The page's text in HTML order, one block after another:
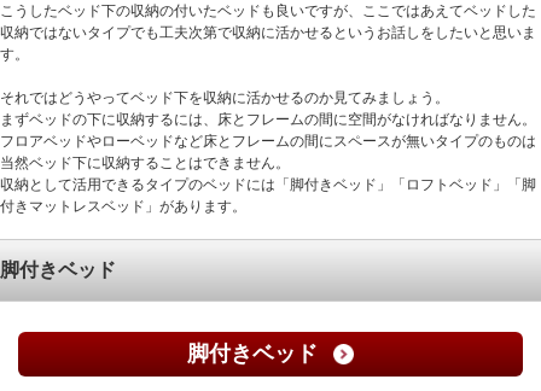
こうしたベッド下の収納の付いたベッドも良いですが、ここではあえてベッドした
収納ではないタイプでも工夫次第で収納に活かせるというお話しをしたいと思いま
す。
それではどうやってベッド下を収納に活かせるのか見てみましょう。
まずベッドの下に収納するには、床とフレームの間に空間がなければなりません。
フロアベッドやローベッドなど床とフレームの間にスペースが無いタイプのものは
当然ベッド下に収納することはできません。
収納として活用できるタイプのベッドには「脚付きベッド」「ロフトベッド」「脚
付きマットレスベッド」があります。
脚付きベッド
脚付きベッド